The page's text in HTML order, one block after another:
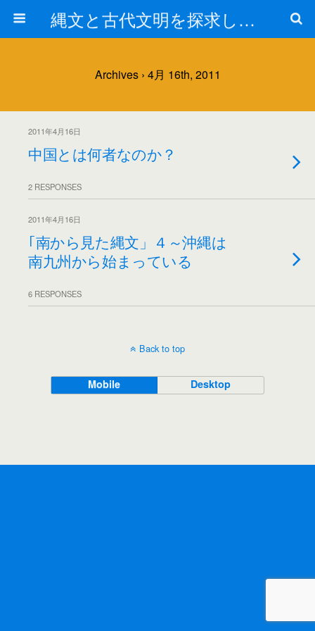
縄文と古代文明を探求しよう！
Archives › 4月 16th, 2011
2011年4月16日
中国とは何者なのか？
2 RESPONSES
2011年4月16日
｢南から見た縄文」４～沖縄は
南九州から始まっている
6 RESPONSES
Back to top
Mobile Desktop